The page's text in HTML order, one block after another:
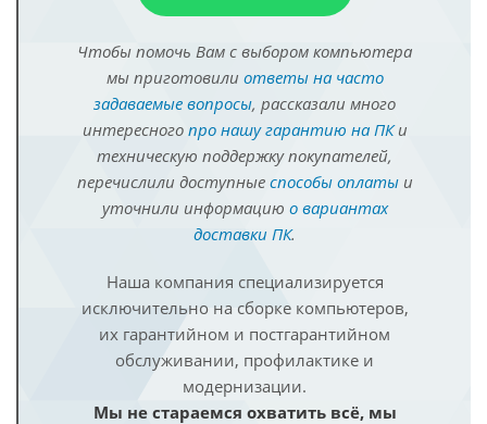
Чтобы помочь Вам с выбором компьютера
мы приготовили ответы на часто
задаваемые вопросы, рассказали много
интересного про нашу гарантию на ПКи
техническую поддержку покупателей,
перечислили доступные способы оплатыи
уточнили информацию о вариантах
доставки ПК.
Наша компания специализируется
исключительно на сборке компьютеров,
их гарантийном и постгарантийном
обслуживании, профилактике и
модернизации.
Мы не стараемся охватить всё, мы